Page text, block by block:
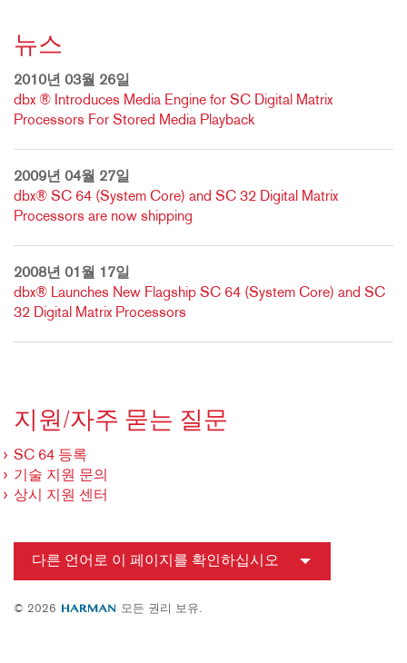
뉴스
2010년 03월 26일
dbx ® Introduces Media Engine for SC Digital Matrix
Processors For Stored Media Playback
2009년 04월 27일
dbx® SC 64 (System Core) and SC 32 Digital Matrix
Processors are now shipping
2008년 01월 17일
dbx® Launches New Flagship SC 64 (System Core) and SC
32 Digital Matrix Processors
지원/자주 묻는 질문
SC 64 등록
기술 지원 문의
상시 지원 센터
다른 언어로 이 페이지를 확인하십시오
© 2026 모든 권리 보유.